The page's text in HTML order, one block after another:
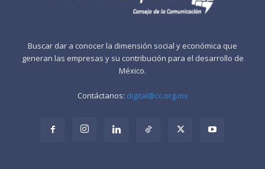
Buscar dar a conocer la dimensión social y económica que
generan las empresas y su contribución para el desarrollo de
México.
Contáctanos: digital@cc.org.mx